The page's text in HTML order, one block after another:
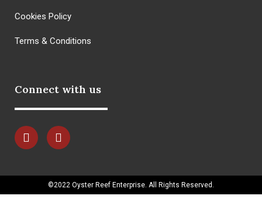
Cookies Policy
Terms & Conditions
Connect with us
©2022 Oyster Reef Enterprise. All Rights Reserved.